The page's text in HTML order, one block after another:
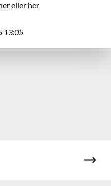
eller her
13:05